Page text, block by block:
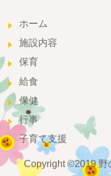
ホーム
施設内容
保育
給食
保健
行事
子育て支援
Copyright ©2019